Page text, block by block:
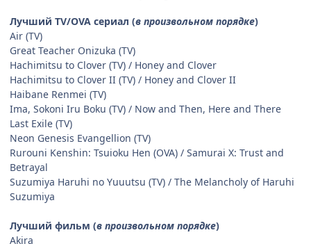
Лучший TV/OVA сериал (в произвольном порядке)
Air (TV)
Great Teacher Onizuka (TV)
Hachimitsu to Clover (TV) / Honey and Clover
Hachimitsu to Clover II (TV) / Honey and Clover II
Haibane Renmei (TV)
Ima, Sokoni Iru Boku (TV) / Now and Then, Here and There
Last Exile (TV)
Neon Genesis Evangellion (TV)
Rurouni Kenshin: Tsuioku Hen (OVA) / Samurai X: Trust and
Betrayal
Suzumiya Haruhi no Yuuutsu (TV) / The Melancholy of Haruhi
Suzumiya
Лучший фильм (в произвольном порядке)
Akira